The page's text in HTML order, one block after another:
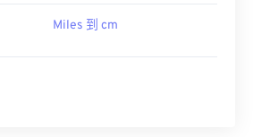
Miles 到 cm